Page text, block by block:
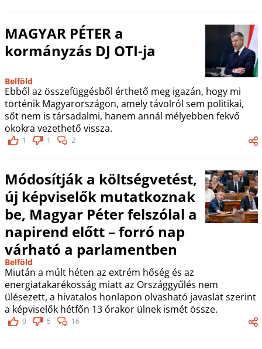
MAGYAR PÉTER a
kormányzás DJ OTI-ja
Belföld
Ebből az összefüggésből érthető meg igazán, hogy mi
történik Magyarországon, amely távolról sem politikai,
sőt nem is társadalmi, hanem annál mélyebben fekvő
okokra vezethető vissza.
1 1 2
Módosítják a költségvetést,
új képviselők mutatkoznak
be, Magyar Péter felszólal a
napirend előtt – forró nap
várható a parlamentben
Belföld
Miután a múlt héten az extrém hőség és az
energiatakarékosság miatt az Országgyűlés nem
ülésezett, a hivatalos honlapon olvasható javaslat szerint
a képviselők hétfőn 13 órakor ülnek ismét össze.
0 5 16